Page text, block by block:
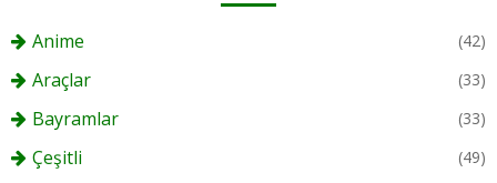
Anime (42)
Araçlar (33)
Bayramlar (33)
Çeşitli (49)